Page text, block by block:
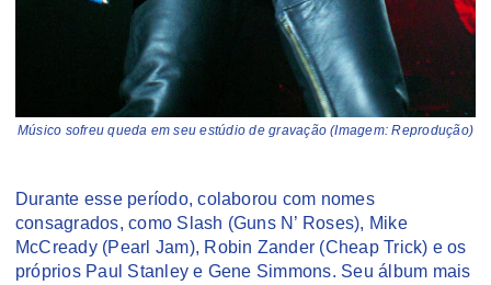
Músico sofreu queda em seu estúdio de gravação (Imagem: Reprodução)
Durante esse período, colaborou com nomes
consagrados, como Slash (Guns N’ Roses), Mike
McCready (Pearl Jam), Robin Zander (Cheap Trick) e os
próprios Paul Stanley e Gene Simmons. Seu álbum mais